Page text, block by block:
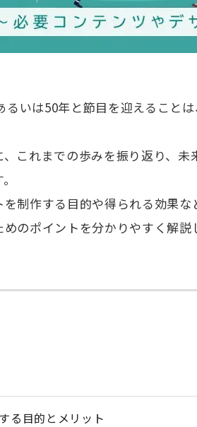
いは50年と節目を迎えること
これまでの歩みを振り返り、
制作する目的や得られる効果
のポイントを分かりやすく解説
る目的とメリット